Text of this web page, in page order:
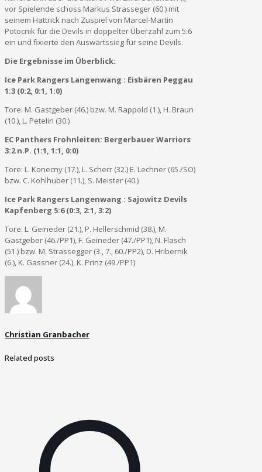
vor Spielende schoss Markus Strasseger (60.) mit
seinem Hattrick nach Zuspiel von Marcel-Martin
Potocnik für die Devils in doppelter Überzahl zum 5:6
ein und fixierte den Auswärtssieg für seine Devils.
Die Ergebnisse im Überblick:
Ice Park Rangers Langenwang : Eisbären Peggau
1:3 (0:2, 0:1, 1:0)
Tore: M. Gastgeber (46.) bzw. M. Rappold (1.), H. Braun
(10.), L. Petelin (30.)
EC Panthers Frohnleiten: Bergerbauer Warriors
3:2 n.P. (1:1, 1:1, 0:0)
Tore: L. Konecny (17.), L. Scherr (32.) E. Lechner (65./SO)
bzw. C. Kohlhuber (11.), S. Meister (40.)
Ice Park Rangers Langenwang : Sajowitz Devils
Kapfenberg 5:6 (0:3, 2:1, 3:2)
Tore: L. Geineder (21.), P. Hellerschmid (38.), M.
Gastgeber (46./PP1), F. Geineder (47./PP1), N. Flasch
(51.) bzw. M. Strassegger (3., 7., 60./PP2), D. Hribernik
(6.), K. Gassner (24.), K. Prinz (49./PP1)
Christian Granbacher
Related posts